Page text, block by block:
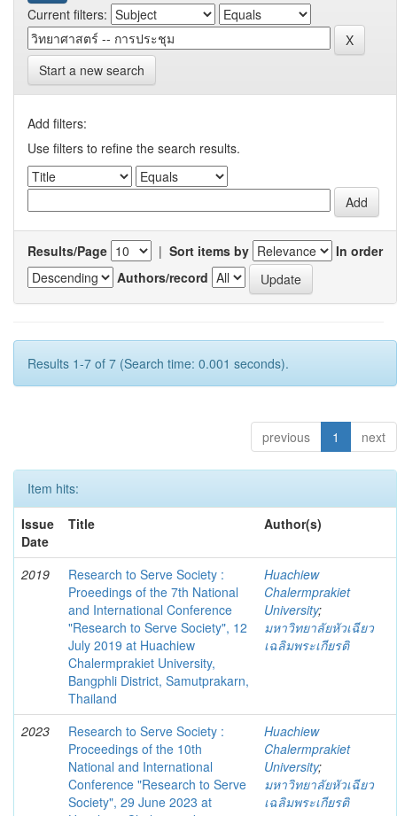
Current filters:
Start a new search
Add filters:
Use filters to refine the search results.
Results/Page | Sort items by
In order
Authors/record
Results 1-7 of 7 (Search time: 0.001 seconds).
previous 1 next
Item hits:
Issue
Date
Title Author(s)
2019
Research to Serve Society :
Proeedings of the 7th National
and International Conference
"Research to Serve Society", 12
July 2019 at Huachiew
Chalermprakiet University,
Bangphli District, Samutprakarn,
Thailand
Huachiew
Chalermprakiet
University;
มหาวิทยาลัยหัวเฉียว
เฉลิมพระเกียรติ
2023
Research to Serve Society :
Proceedings of the 10th
National and International
Conference "Research to Serve
Society", 29 June 2023 at
Huachiew
Chalermprakiet
University;
มหาวิทยาลัยหัวเฉียว
เฉลิมพระเกียรติ